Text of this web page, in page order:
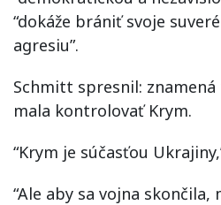
“dokáže brániť svoje
agresiu”.
Schmitt spresnil:
mala kontrolovať Krym.
“Krym je súčasťou
“Ale aby sa vojna skončila,